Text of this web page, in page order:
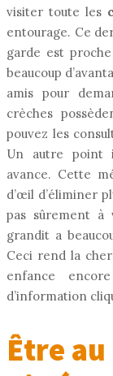
visiter toute les
entourage. Ce
garde est
beaucoup
amis pour
crèches
pouvez les
Un autre point
avance. Cette
d’œil d’éliminer
pas sûrement
grandit a
Ceci rend la
enfance
d’information
Être